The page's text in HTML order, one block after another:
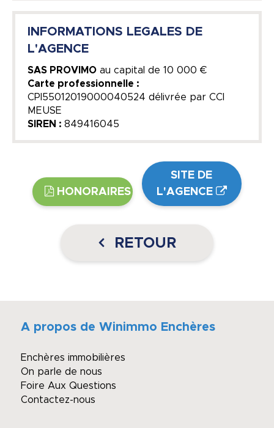
INFORMATIONS LEGALES DE
L'AGENCE
SAS PROVIMO au capital de 10 000 €
Carte professionnelle :
CPI55012019000040524 délivrée par CCI
MEUSE
SIREN : 849416045
HONORAIRES
SITE DE
L'AGENCE
RETOUR
A propos de Winimmo Enchères
Enchères immobilières
On parle de nous
Foire Aux Questions
Contactez-nous